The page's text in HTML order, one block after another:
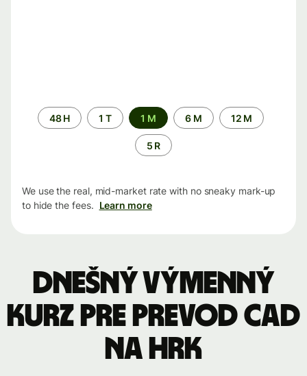
Time
period
48 H 1 T 1 M 6 M 12 M
5 R
We use the real, mid-market rate with no sneaky mark-up
to hide the fees. Learn more
Dnešný výmenný
kurz pre prevod CAD
na HRK